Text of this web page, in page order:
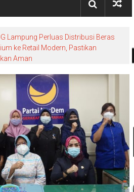
Lampung Perluas Distribusi Beras
ke Retail Modern, Pastikan
Aman